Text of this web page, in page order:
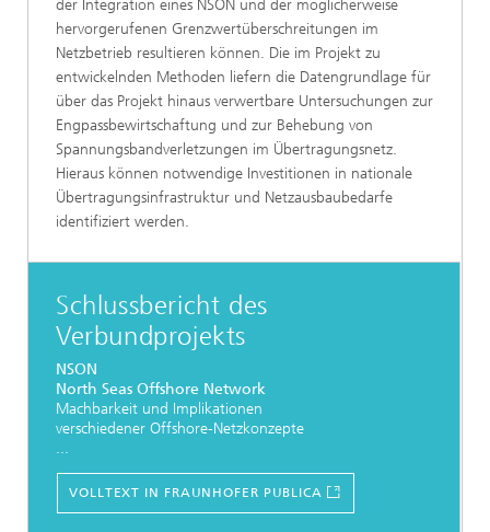
der Integration eines NSON und der möglicherweise
hervorgerufenen Grenzwertüberschreitungen im
Netzbetrieb resultieren können. Die im Projekt zu
entwickelnden Methoden liefern die Datengrundlage für
über das Projekt hinaus verwertbare Untersuchungen zur
Engpassbewirtschaftung und zur Behebung von
Spannungsbandverletzungen im Übertragungsnetz.
Hieraus können notwendige Investitionen in nationale
Übertragungsinfrastruktur und Netzausbaubedarfe
identifiziert werden.
Schlussbericht des
Verbundprojekts
NSON
North Seas Offshore Network
Machbarkeit und Implikationen
verschiedener Offshore-Netzkonzepte
...
VOLLTEXT IN FRAUNHOFER PUBLICA